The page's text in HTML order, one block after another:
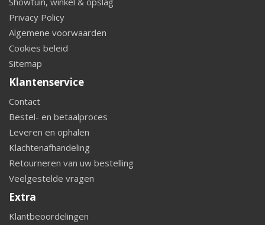
Privacy Policy
Algemene voorwaarden
Cookies beleid
Sitemap
Klantenservice
Contact
Bestel- en betaalproces
Leveren en ophalen
Klachtenafhandeling
Retourneren van uw bestelling
Veelgestelde vragen
Extra
Klantbeoordelingen